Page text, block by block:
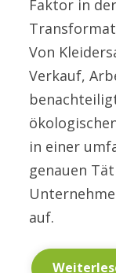
Faktor in
Von
Verkauf,
in einer
genauen
auf.